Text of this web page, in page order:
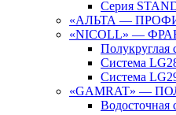
Серия
«АЛЬТА —
«NICOLL» —
Полукруглая
Система
Система
«GAMRAT» —
Водосточная